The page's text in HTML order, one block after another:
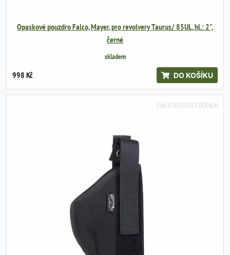
Opaskové pouzdro Falco, Mayer, pro revolvery Taurus/ 85UL, hl.: 2",
černé
skladem
998 Kč DO KOŠÍKU
FAL-C502SCOTT-TGX4LH